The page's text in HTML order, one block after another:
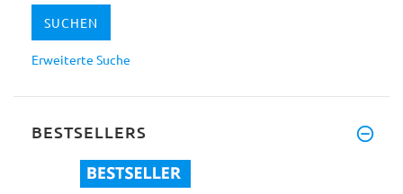
Erweiterte Suche
BESTSELLERS